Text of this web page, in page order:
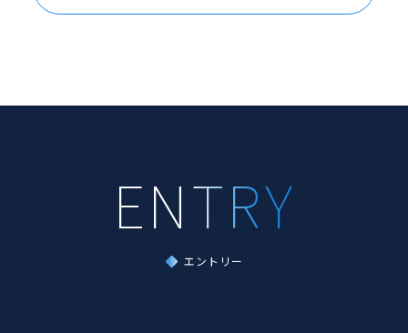
エントリー